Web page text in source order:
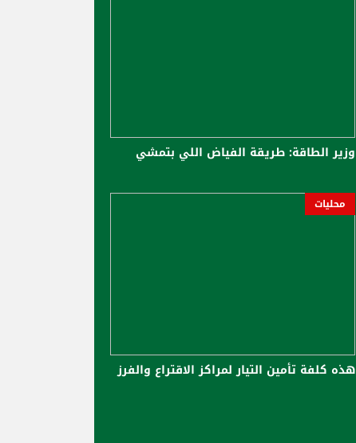
وزير الطاقة: طريقة الفياض اللي بتمشي
محليات
هذه كلفة تأمين التيار لمراكز الاقتراع والفرز